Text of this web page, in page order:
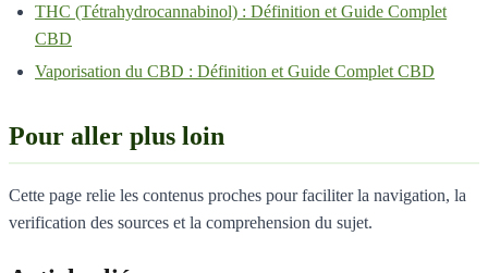
THC (Tétrahydrocannabinol) : Définition et Guide Complet
CBD
Vaporisation du CBD : Définition et Guide Complet CBD
Pour aller plus loin
Cette page relie les contenus proches pour faciliter la navigation, la
verification des sources et la comprehension du sujet.